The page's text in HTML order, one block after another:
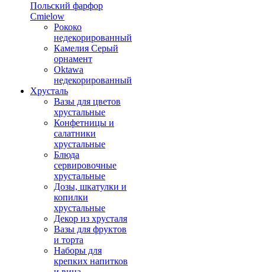
Польский фарфор
Сmielow
Рококо
недекорированный
Камелия Серый
орнамент
Oktawa
недекорированный
Хрусталь
Вазы для цветов
хрустальные
Конфетницы и
салатники
хрустальные
Блюда
сервировочные
хрустальные
Дозы, шкатулки и
копилки
хрустальные
Декор из хрусталя
Вазы для фруктов
и торта
Наборы для
крепких напитков